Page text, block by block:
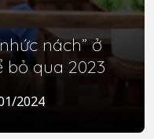
nách” ở
qua 2023
2024